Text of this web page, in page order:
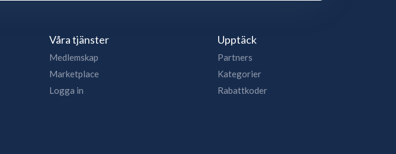
Våra tjänster
Medlemskap
Marketplace
Logga in
Upptäck
Partners
Kategorier
Rabattkoder